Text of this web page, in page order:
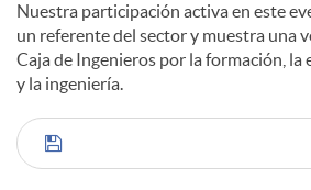
Nuestra participación activa en este
un referente del sector y muestra una
Caja de Ingenieros por la formación, la
y la ingeniería.
C